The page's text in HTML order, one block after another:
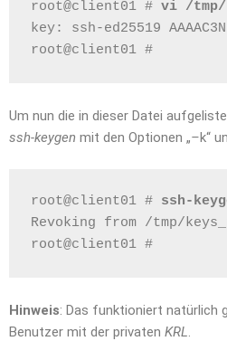
root@client01 # vi /tmp/
key: ssh-ed25519
root@client01 #
Um nun die in dieser Datei
ssh-keygen mit den Optionen „–k“
root@client01 # ssh-
Revoking from /tmp/
root@client01 #
Hinweis: Das funktioniert natürlich
Benutzer mit der privaten KRL